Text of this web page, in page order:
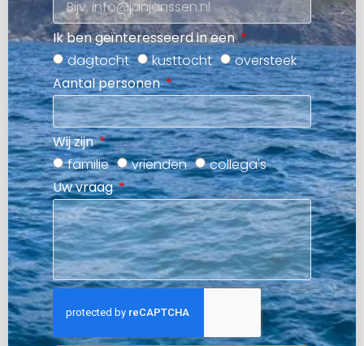
Ik ben geïnteresseerd in een
dagtocht
kusttocht
oversteek
Aantal personen
Wij zijn
familie
vrienden
collega's
Uw vraag